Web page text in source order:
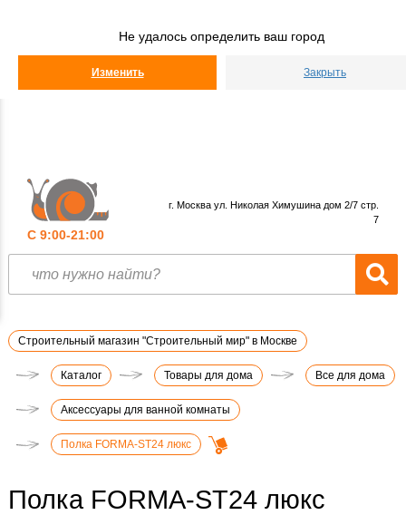
Не удалось определить ваш город
Изменить Закрыть
С 9:00-21:00
г. Москва ул. Николая Химушина дом 2/7 стр.
7
Строительный магазин "Строительный мир" в Москве
Каталог Товары для дома Все для дома
Аксессуары для ванной комнаты
Полка FORMA-ST24 люкс
Полка FORMA-ST24 люкс